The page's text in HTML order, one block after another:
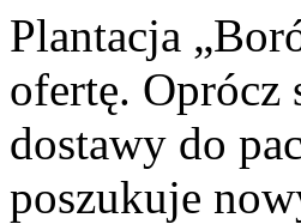
Plantacja
ofertę. Oprócz
dostawy do
poszukuje